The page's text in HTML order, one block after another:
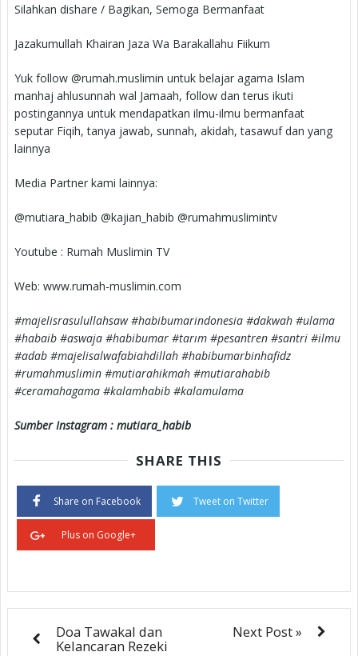
Silahkan dishare / Bagikan, Semoga Bermanfaat
Jazakumullah Khairan Jaza Wa Barakallahu Fiikum
Yuk follow @rumah.muslimin untuk belajar agama Islam
manhaj ahlusunnah wal Jamaah, follow dan terus ikuti
postingannya untuk mendapatkan ilmu-ilmu bermanfaat
seputar Fiqih, tanya jawab, sunnah, akidah, tasawuf dan yang
lainnya
Media Partner kami lainnya:
@mutiara_habib @kajian_habib @rumahmuslimintv
Youtube : Rumah Muslimin TV
Web: www.rumah-muslimin.com
#majelisrasulullahsaw #habibumarindonesia #dakwah #ulama
#habaib #aswaja #habibumar #tarım #pesantren #santri #ilmu
#adab #majelisalwafabiahdillah #habibumarbinhafidz
#rumahmuslimin #mutiarahikmah #mutiarahabib
#ceramahagama #kalamhabib #kalamulama
Sumber Instagram : mutiara_habib
SHARE THIS
Share on Facebook Tweet on Twitter
Plus on Google+
Doa Tawakal dan
Kelancaran Rezeki
Next Post »